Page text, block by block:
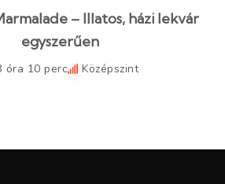
– Illatos, házi lekvár
egyszerűen
óra 10 perc Középszint